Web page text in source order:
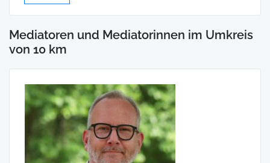
Mediatoren und Mediatorinnen im Umkreis
von 10 km